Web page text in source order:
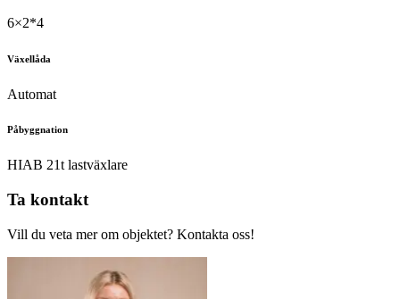
6×2*4
Växellåda
Automat
Påbyggnation
HIAB 21t lastväxlare
Ta kontakt
Vill du veta mer om objektet? Kontakta oss!